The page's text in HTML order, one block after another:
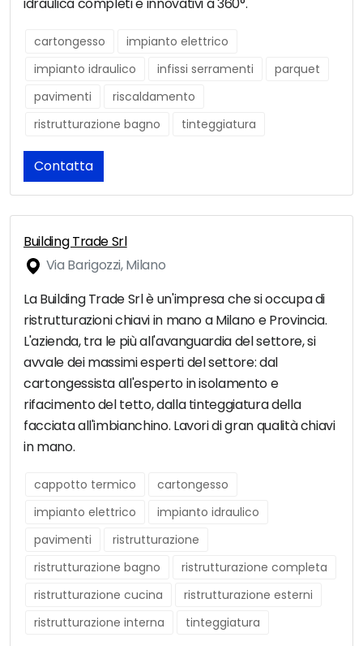
idraulica completi e innovativi a 360°.
cartongesso
impianto elettrico
impianto idraulico
infissi serramenti
parquet
pavimenti
riscaldamento
ristrutturazione bagno
tinteggiatura
Contatta
Building Trade Srl
Via Barigozzi, Milano
La Building Trade Srl è un'impresa che si occupa di
ristrutturazioni chiavi in mano a Milano e Provincia.
L'azienda, tra le più all'avanguardia del settore, si
avvale dei massimi esperti del settore: dal
cartongessista all'esperto in isolamento e
rifacimento del tetto, dalla tinteggiatura della
facciata all'imbianchino. Lavori di gran qualità chiavi
in mano.
cappotto termico
cartongesso
impianto elettrico
impianto idraulico
pavimenti
ristrutturazione
ristrutturazione bagno
ristrutturazione completa
ristrutturazione cucina
ristrutturazione esterni
ristrutturazione interna
tinteggiatura